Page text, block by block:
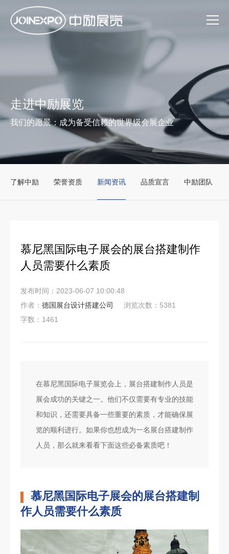
走进中励展览
我们的愿景：成为备受信赖的世界级会展企业
了解中励 荣誉资质 新闻资讯 品质宣言 中励团队
慕尼黑国际电子展会的展台搭建制作
人员需要什么素质
发布时间：2023-06-07 10:00:48
作者： 德国展台设计搭建公司
浏览次数：5381
字数：1461
在慕尼黑国际电子展览会上，展台搭建制作人员是
展会成功的关键之一。他们不仅需要有专业的技能
和知识，还需要具备一些重要的素质，才能确保展
览的顺利进行。如果你也想成为一名展台搭建制作
人员，那么就来看看下面这些必备素质吧！
慕尼黑国际电子展会的展台搭建制
作人员需要什么素质